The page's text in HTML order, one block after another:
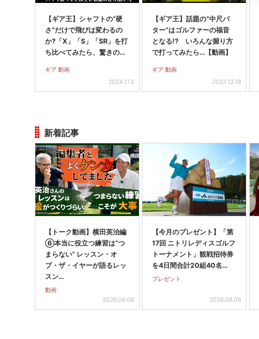
【ギア王】シャフトの“硬
さ”だけで飛びは変わるの
か?「X」「S」「SR」を打
ち比べてみたら、驚きの結
フダイジェスト
ギア 動画
2024.1.13
【ギア王】話題の“中尺パ
ター”はゴルファーの福音
となる!? いろんな握り方
で打ってみたら…【動画】
ギア 動画
2023.12.18
新着記事
【トーク動画】横田英治編
⑥本当に役立つ練習は“つ
まらない” レッスン・オ
ブ・ザ・イヤーが語るレッ
スン…
動画
2026.08.06
【今月のプレゼント】「第
17回 ニトリレディスゴルフ
トーナメント」観戦招待券
を4日間合計20組40名…
プレゼント
2026.08.06